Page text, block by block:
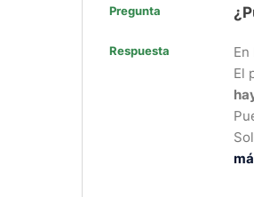
Pregunta
Respuesta
El